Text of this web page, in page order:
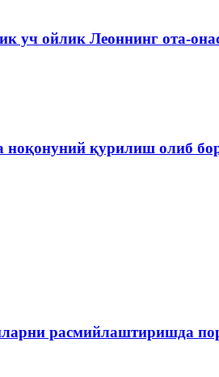
уч ойлик Леоннинг ота-
ноқонуний қурилиш олиб
расмийлаштиришда